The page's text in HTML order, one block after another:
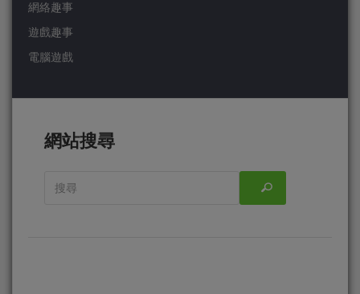
網絡趣事
遊戲趣事
電腦遊戲
網站搜尋